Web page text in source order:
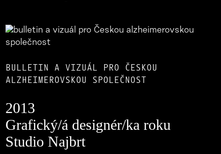
BULLETIN A VIZUÁL PRO ČESKOU
ALZHEIMEROVSKOU SPOLEČNOST
2013
Grafický/á designér/ka roku
Studio Najbrt